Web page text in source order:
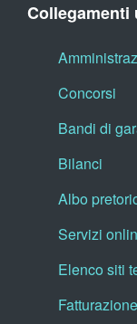
Collegamenti
Concorsi
Bandi di
Bilanci
Albo
Servizi
Elenco siti